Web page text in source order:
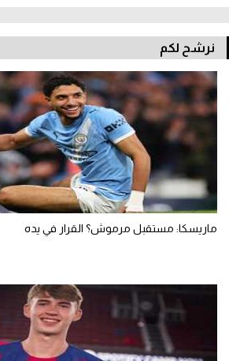
نرشح لكم
ماريسكا: مستقبل مرموش؟ القرار في يده